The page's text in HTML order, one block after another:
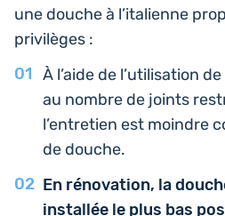
une douche à l’i­ta­lienne
privilèges :
À l’aide de l’uti­li­sa­tion
au nombre de joints
l’entre­tien est moindre
de douche.
En réno­va­tion, la
ins­tal­lée le plus bas